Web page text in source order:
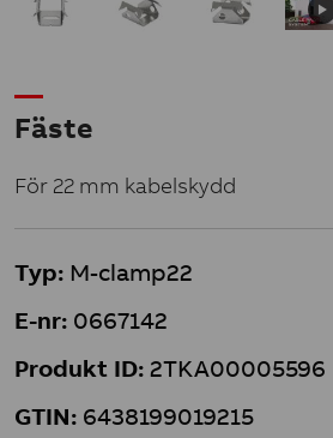
Fäste
För 22 mm kabelskydd
Typ: M-clamp22
E-nr: 0667142
Produkt ID: 2TKA00005596
GTIN: 6438199019215